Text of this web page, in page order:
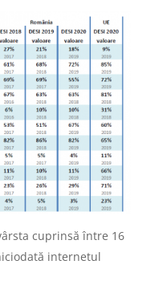
cuprinsă între 16
internetul